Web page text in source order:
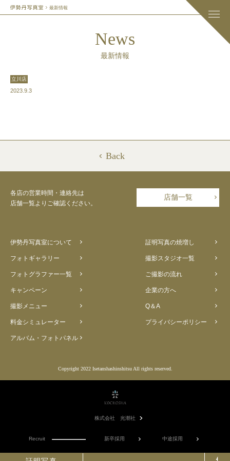
最新情報
News
最新情報
立川店
2023.9.3
Back
各店の営業時間・連絡先は
店舗一覧よりご確認ください。
店舗一覧
伊勢丹写真室について 証明写真の焼増し
フォトギャラリー 撮影スタジオ一覧
フォトグラファー一覧 ご撮影の流れ
キャンペーン 企業の方へ
撮影メニュー Q＆A
料金シミュレーター プライバシーポリシー
アルバム・フォトパネル
Copyright 2022 Isetanshashinshitsu All rights reserved.
株式会社 光潮社
Recruit 新卒採用 中途採用